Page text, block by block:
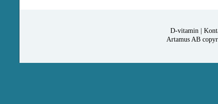
D-vitamin|
Artamus AB